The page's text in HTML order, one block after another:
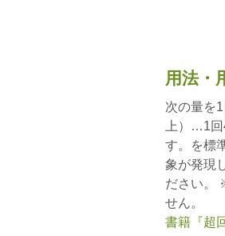
用法・
次の量を
上）…1
す。を標
象が発現
ださい。
せん。
書籍『超